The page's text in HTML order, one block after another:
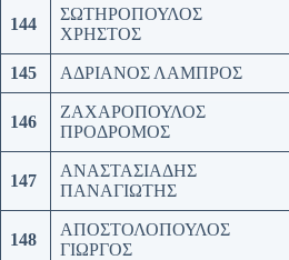
144
ΣΩΤΗΡΟΠΟΥΛΟΣ
ΧΡΗΣΤΟΣ
145 ΑΔΡΙΑΝΟΣ ΛΑΜΠΡΟΣ
146
ΖΑΧΑΡΟΠΟΥΛΟΣ
ΠΡΟΔΡΟΜΟΣ
147
ΑΝΑΣΤΑΣΙΑΔΗΣ
ΠΑΝΑΓΙΩΤΗΣ
148
ΑΠΟΣΤΟΛΟΠΟΥΛΟΣ
ΓΙΩΡΓΟΣ